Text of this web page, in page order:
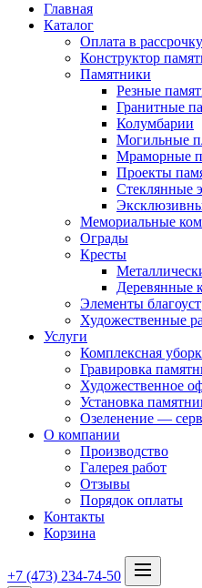
Главная
Каталог
Оплата в рассрочку
Конструктор
Памятники
Резные
Гранитные
Колумбарии
Могильные
Мраморные
Проекты
Стеклянные
Мемориальные
Ограды
Кресты
Деревянные
Элементы
Художественные
Услуги
Комплексная
Гравировка
Художественное
Установка
Озеленение —
О компании
Производство
Галерея работ
Отзывы
Порядок оплаты
Контакты
Корзина
+7 (473) 234-74-50